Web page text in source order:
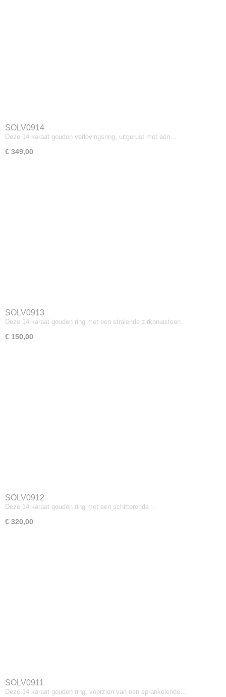
SOLV0914
Deze 14 karaat gouden verlovingsring, uitgerust met een…
€ 349,00
SOLV0913
Deze 14 karaat gouden ring met een stralende zirkoniasteen…
€ 150,00
SOLV0912
Deze 14 karaat gouden ring met een schitterende…
€ 320,00
SOLV0911
Deze 14 karaat gouden ring, voorzien van een sprankelende…